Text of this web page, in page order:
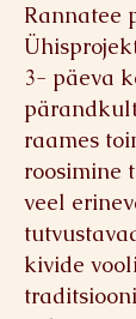
Rannatee
3- päeva
raames
roosimine
veel
kivide